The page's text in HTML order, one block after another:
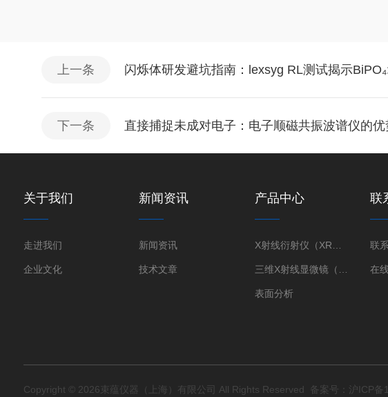
上一条 闪烁体研发避坑指南：lexsyg RL测试揭示
下一条 直接捕捉未成对电子：电子顺磁共振波谱仪的优
关于我们
走进我们
企业文化
新闻资讯
新闻资讯
技术文章
产品中心
表面分析
联
联
在
Copyright © 2026束蕴仪器（上海）有限公司 All Rights Reserved 备案号：沪ICP